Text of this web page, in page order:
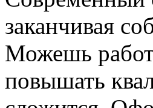
заканчивая
Можешь
повышать